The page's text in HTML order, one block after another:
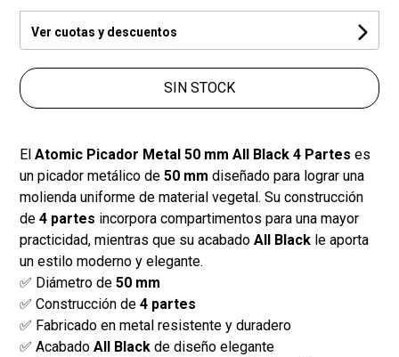
Ver cuotas y descuentos
SIN STOCK
ElAtomic Picador Metal 50 mm All Black 4 Partes es
un picador metálico de50 mm diseñado para lograr una
molienda uniforme de material vegetal. Su construcción
de4 partes incorpora compartimentos para una mayor
practicidad, mientras que su acabadoAll Black le aporta
un estilo moderno y elegante.
✅ Diámetro de50 mm
✅ Construcción de4 partes
✅ Fabricado en metal resistente y duradero
✅ AcabadoAll Black de diseño elegante